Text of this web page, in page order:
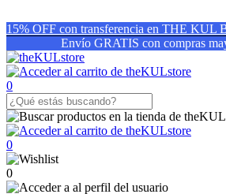
15% OFF con transferencia en THE KUL
Envío GRATIS con compras
0
0
0